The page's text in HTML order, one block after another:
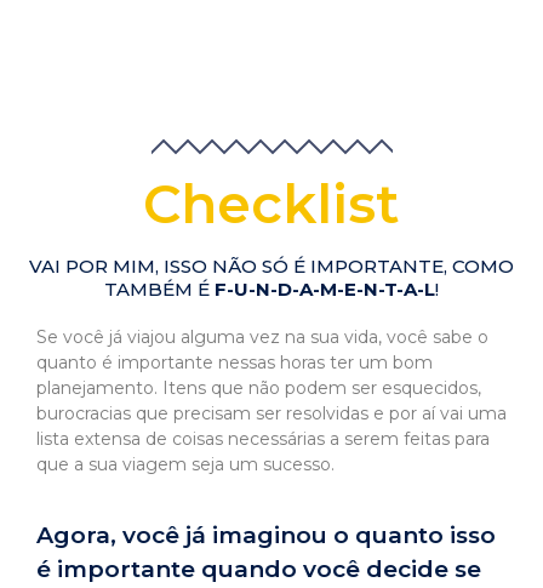
Checklist
VAI POR MIM, ISSO NÃO SÓ É IMPORTANTE, COMO
TAMBÉM É F-U-N-D-A-M-E-N-T-A-L!
Se você já viajou alguma vez na sua vida, você sabe o
quanto é importante nessas horas ter um bom
planejamento. Itens que não podem ser esquecidos,
burocracias que precisam ser resolvidas e por aí vai uma
lista extensa de coisas necessárias a serem feitas para
que a sua viagem seja um sucesso.
Agora, você já imaginou o quanto isso
é importante quando você decide se